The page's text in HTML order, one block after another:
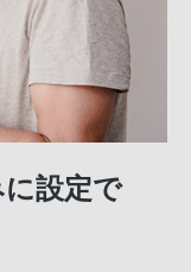
設定で